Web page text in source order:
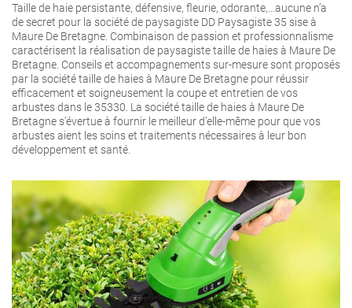
Taille de haie persistante, défensive, fleurie, odorante,…aucune n’a
de secret pour la société de paysagiste DD Paysagiste 35 sise à
Maure De Bretagne. Combinaison de passion et professionnalisme
caractérisent la réalisation de paysagiste taille de haies à Maure De
Bretagne. Conseils et accompagnements sur-mesure sont proposés
par la société taille de haies à Maure De Bretagne pour réussir
efficacement et soigneusement la coupe et entretien de vos
arbustes dans le 35330. La société taille de haies à Maure De
Bretagne s’évertue à fournir le meilleur d’elle-même pour que vos
arbustes aient les soins et traitements nécessaires à leur bon
développement et santé.